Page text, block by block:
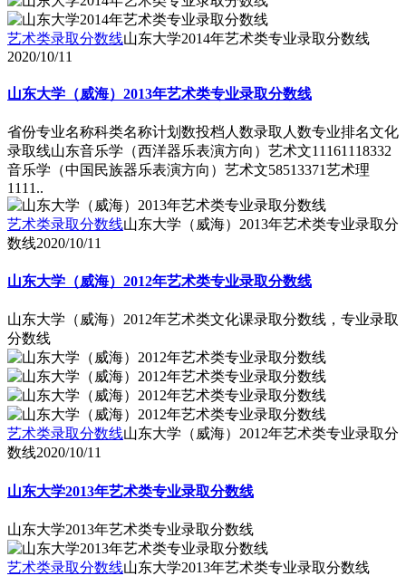
艺术类录取分数线山东大学2014年艺术类专业录取分数线
2020/10/11
山东大学（威海）2013年艺术类专业录取分数线
省份专业名称科类名称计划数投档人数录取人数专业排名文化
录取线山东音乐学（西洋器乐表演方向）艺术文11161118332
音乐学（中国民族器乐表演方向）艺术文58513371艺术理
1111..
艺术类录取分数线山东大学（威海）2013年艺术类专业录取分
数线2020/10/11
山东大学（威海）2012年艺术类专业录取分数线
山东大学（威海）2012年艺术类文化课录取分数线，专业录取
分数线
艺术类录取分数线山东大学（威海）2012年艺术类专业录取分
数线2020/10/11
山东大学2013年艺术类专业录取分数线
山东大学2013年艺术类专业录取分数线
艺术类录取分数线山东大学2013年艺术类专业录取分数线